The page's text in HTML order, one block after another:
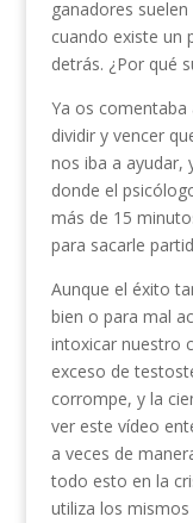
ganadores
cuando existe un
detrás. ¿Por qué
Ya os
dividir y vencer
nos iba a ayudar,
donde el
más de 15
para sacarle
Aunque el éxito
bien o para mal
intoxicar nuestro
exceso de
corrompe, y la
ver este vídeo
a veces de
todo esto en la
utiliza los